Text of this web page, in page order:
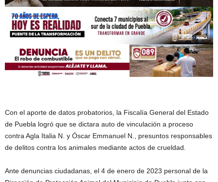
Con el aporte de datos probatorios, la Fiscalía General del Estado
de Puebla logró que se dictara auto de vinculación a proceso
contra Agla Italia N. y Óscar Emmanuel N., presuntos responsables
de delitos contra los animales mediante actos de crueldad.
Ante denuncias ciudadanas, el 4 de enero de 2023 personal de la